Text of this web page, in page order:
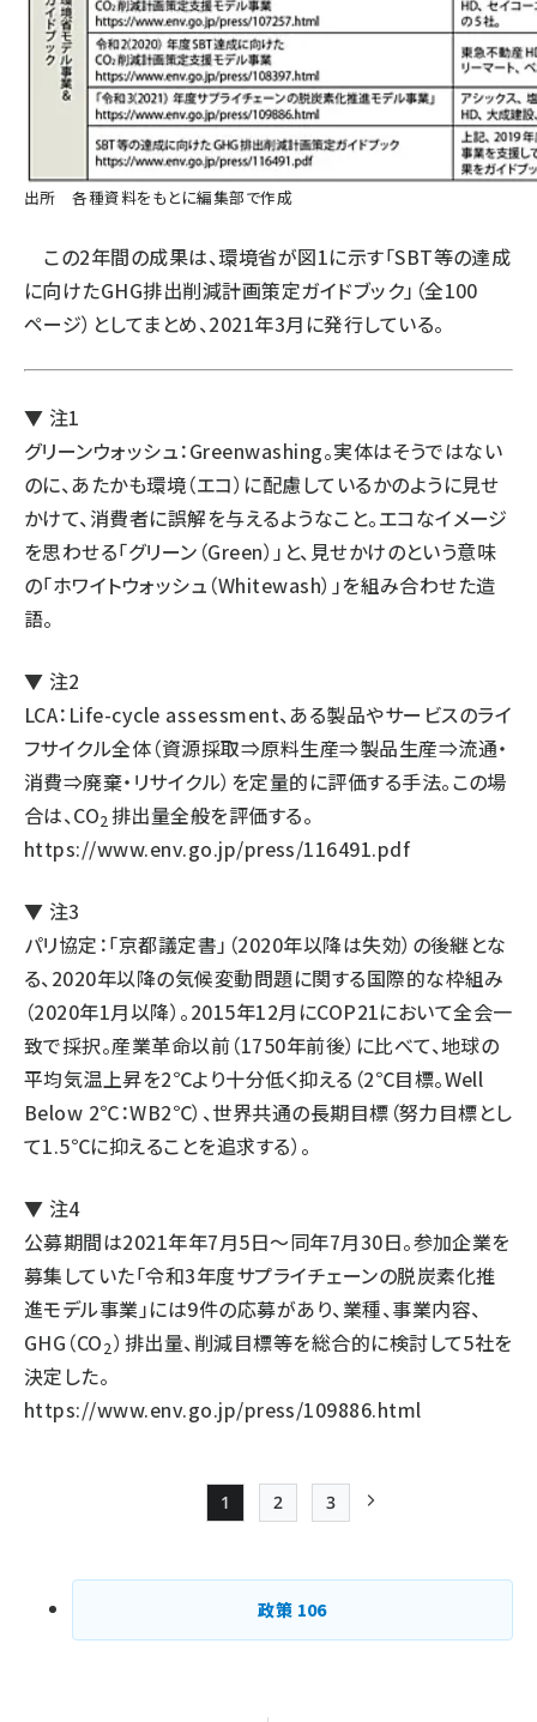
出所 各種資料をもとに編集部で作成
この2年間の成果は、環境省が図1に示す「SBT等の達成
に向けたGHG排出削減計画策定ガイドブック」（全100
ページ）としてまとめ、2021年3月に発行している。
▼ 注1
グリーンウォッシュ：Greenwashing。実体はそうではない
のに、あたかも環境（エコ）に配慮しているかのように見せ
かけて、消費者に誤解を与えるようなこと。エコなイメージ
を思わせる「グリーン（Green）」と、見せかけのという意味
の「ホワイトウォッシュ（Whitewash）」を組み合わせた造
語。
▼ 注2
LCA：Life-cycle assessment、ある製品やサービスのライ
フサイクル全体（資源採取⇒原料生産⇒製品生産⇒流通・
消費⇒廃棄・リサイクル）を定量的に評価する手法。この場
合は、CO2 排出量全般を評価する。
https://www.env.go.jp/press/116491.pdf
▼ 注3
パリ協定：「京都議定書」（2020年以降は失効）の後継とな
る、2020年以降の気候変動問題に関する国際的な枠組み
（2020年1月以降）。2015年12月にCOP21において全会一
致で採択。産業革命以前（1750年前後）に比べて、地球の
平均気温上昇を2℃より十分低く抑える（2℃目標。Well
Below 2℃：WB2℃）、世界共通の長期目標（努力目標とし
て1.5℃に抑えることを追求する）。
▼ 注4
公募期間は2021年年7月5日〜同年7月30日。参加企業を
募集していた「令和3年度サプライチェーンの脱炭素化推
進モデル事業」には9件の応募があり、業種、事業内容、
GHG（CO2）排出量、削減目標等を総合的に検討して5社を
決定した。
https://www.env.go.jp/press/109886.html
ジ
送
Page
1
Page
2
Page
3
政策 106